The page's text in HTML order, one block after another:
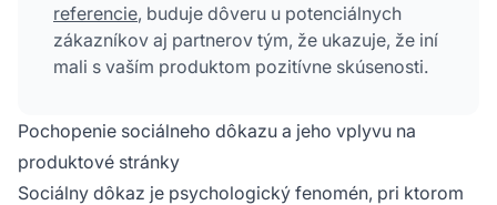
referencie, buduje dôveru u potenciálnych
zákazníkov aj partnerov tým, že ukazuje, že iní
mali s vaším produktom pozitívne skúsenosti.
Pochopenie sociálneho dôkazu a jeho vplyvu na
produktové stránky
Sociálny dôkaz je psychologický fenomén, pri ktorom